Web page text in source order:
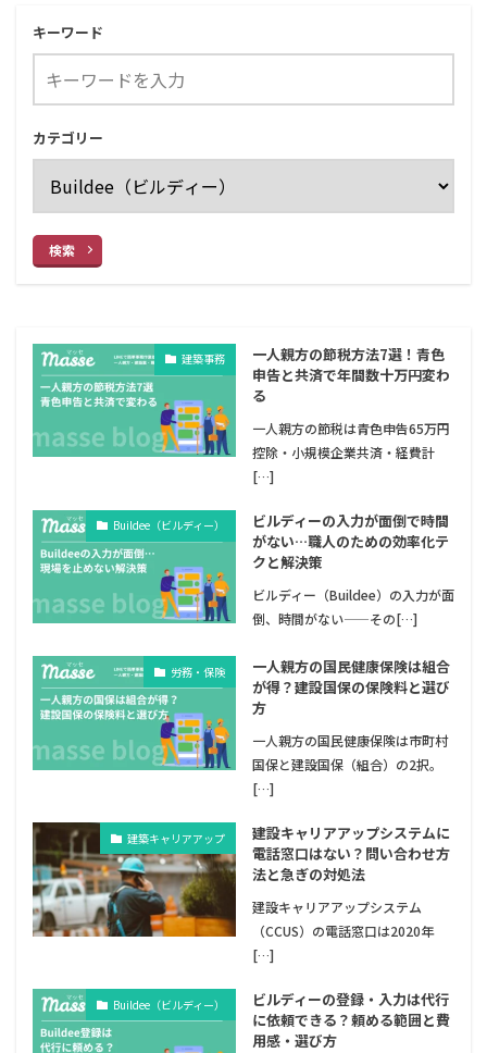
キーワード
カテゴリー
検索
建築事務
一人親方の節税方法7選！青色
申告と共済で年間数十万円変わ
る
一人親方の節税は青色申告65万円
控除・小規模企業共済・経費計
[…]
Buildee（ビルディー）
ビルディーの入力が面倒で時間
がない…職人のための効率化テ
クと解決策
ビルディー（Buildee）の入力が面
倒、時間がない——その[…]
労務・保険
一人親方の国民健康保険は組合
が得？建設国保の保険料と選び
方
一人親方の国民健康保険は市町村
国保と建設国保（組合）の2択。
[…]
建築キャリアアップ
建設キャリアアップシステムに
電話窓口はない？問い合わせ方
法と急ぎの対処法
建設キャリアアップシステム
（CCUS）の電話窓口は2020年
[…]
Buildee（ビルディー）
ビルディーの登録・入力は代行
に依頼できる？頼める範囲と費
用感・選び方